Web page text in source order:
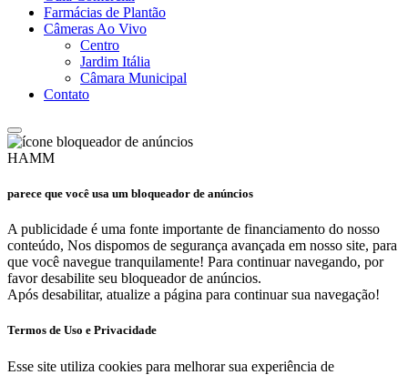
Farmácias de Plantão
Câmeras Ao Vivo
Centro
Jardim Itália
Câmara Municipal
Contato
HAMM
parece que você usa um bloqueador de anúncios
A publicidade é uma fonte importante de financiamento do nosso
conteúdo, Nos dispomos de segurança avançada em nosso site, para
que você navegue tranquilamente! Para continuar navegando, por
favor desabilite seu bloqueador de anúncios.
Após desabilitar, atualize a página para continuar sua navegação!
Termos de Uso e Privacidade
Esse site utiliza cookies para melhorar sua experiência de